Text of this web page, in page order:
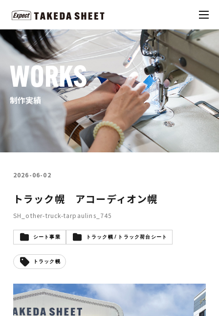
WORKS
制作実績
2026-06-02
トラック幌 アコーディオン幌
SH_other-truck-tarpaulins_745
シート事業 トラック幌 / トラック荷台シート
トラック幌